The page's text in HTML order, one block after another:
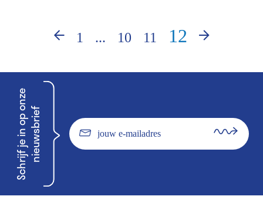
1 ... 10 11 12 »
S
c
h
r
i
j
f
j
e
i
n
o
po
n
z
e
n
i
e
u
w
s
b
r
i
ef
jouw
e-
mailadres